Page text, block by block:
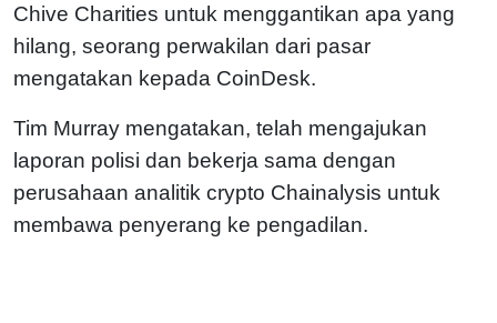
Chive Charities untuk menggantikan apa yang
hilang, seorang perwakilan dari pasar
mengatakan kepada CoinDesk.
Tim Murray mengatakan, telah mengajukan
laporan polisi dan bekerja sama dengan
perusahaan analitik crypto Chainalysis untuk
membawa penyerang ke pengadilan.